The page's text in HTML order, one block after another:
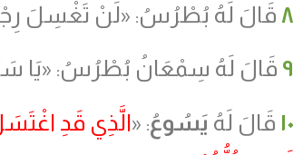
٨ قَالَ لَهُ بُطْرُسُ: «لَنْ تَغْسِلَ رِجْلَيَّ
٩ قَالَ لَهُ سِمْعَانُ بُطْرُسُ: «يَا
١٠ قَالَ لَهُ يَسُوعُ: «الَّذِي قَدِ